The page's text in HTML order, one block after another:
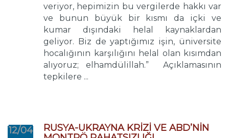
veriyor, hepimizin bu vergilerde hakkı var
ve bunun büyük bir kısmı da içki ve
kumar dışındaki helal kaynaklardan
geliyor. Biz de yaptığımız işin, üniversite
hocalığının karşılığını helal olan kısımdan
alıyoruz; elhamdülillah.” Açıklamasının
tepkilere ...
12/04
RUSYA-UKRAYNA KRİZİ VE ABD’NİN